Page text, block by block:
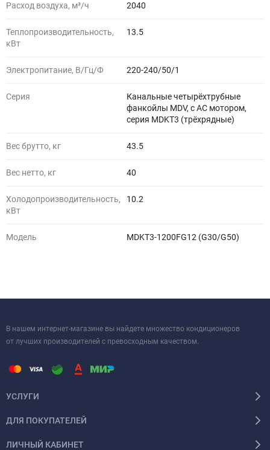
Расход воздуха, м³/ч 2040
Теплопроизводительность,
кВт
13.5
Электропитание, В/Гц/Ф 220-240/50/1
Серия
Канальные четырёхтрубные
фанкойлы MDV, с АС мотором,
серия MDKT3 (трёхрядные)
Вес брутто, кг 43.5
Вес нетто, кг 40
Холодопроизводительность,
кВт
10.2
Модель MDKT3-1200FG12 (G30/G50)
В нашем интернет-магазине вы найдете множество кондиционеров
от лучших производителей с превосходным качеством.
УСЛУГИ
ДЛЯ ПОКУПАТЕЛЕЙ
ЛИЧНЫЙ КАБИНЕТ